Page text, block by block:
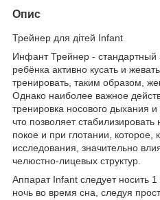
Опис
Трейнер для дітей Infant
Инфант Трейнер -
ребёнка активно кусать и
тренировать, таким образом,
Однако наиболее важное
тренировка носового дыхания и
что позволяет
покое и при глотании, которое,
исследования, значительно
челюстно-лицевых структур.
Аппарат Infant следует носить
ночь во время сна, следуя